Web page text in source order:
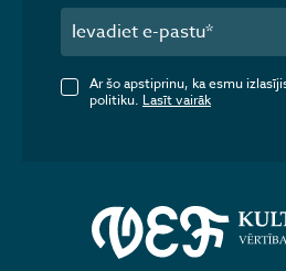
Ar šo apstiprinu, ka esmu
politiku. Lasīt vairāk